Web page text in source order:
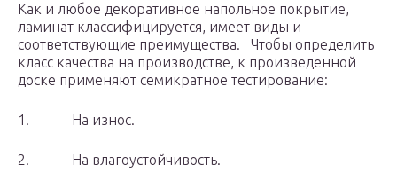
Как и любое декоративное напольное покрытие,
ламинат классифицируется, имеет виды и
соответствующие преимущества.
Чтобы определить
класс качества на производстве, к произведенной
доске применяют семикратное тестирование:
1. На износ.
2. На влагоустойчивость.